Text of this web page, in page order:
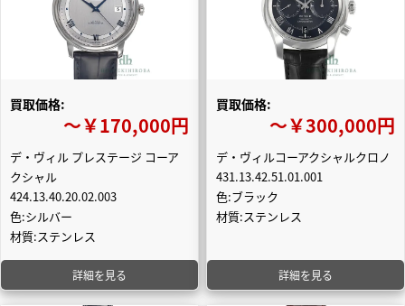
買取価格:
〜￥170,000円
デ・ヴィル プレステージ コーア
クシャル
424.13.40.20.02.003
色:シルバー
材質:ステンレス
詳細を見る
買取価格:
〜￥300,000円
デ・ヴィルコーアクシャルクロノ
431.13.42.51.01.001
色:ブラック
材質:ステンレス
詳細を見る